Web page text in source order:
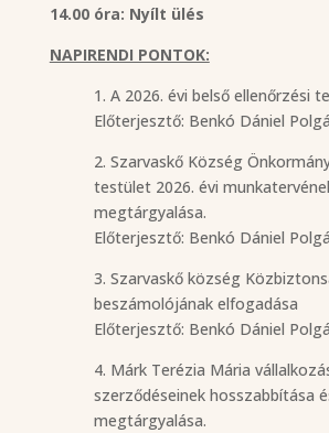
14.00 óra: Nyílt ülés
NAPIRENDI PONTOK:
1. A 2026. évi belső ellenőrzési
Előterjesztő: Benkó Dániel
2. Szarvaskő Község
testület 2026. évi
megtárgyalása.
Előterjesztő: Benkó Dániel
3. Szarvaskő község
beszámolójának elfogadása
Előterjesztő: Benkó Dániel
4. Márk Terézia Mária
szerződéseinek hosszabbítása
megtárgyalása.